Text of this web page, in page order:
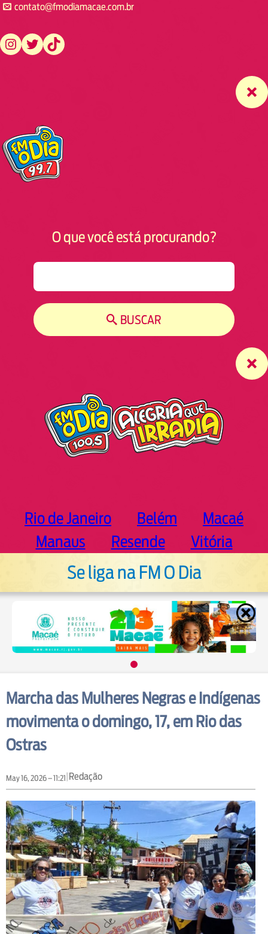
contato@fmodiamacae.com.br
https://www.instagram.com/fmodia.macae/ https://twitter.com/fmodia.macae/ https://www.tiktok.com/@fmodia.macae
O que você está procurando?
BUSCAR
Rio de Janeiro Belém
Macaé
Manaus
Resende Vitória
Se liga na FM O Dia
Marcha das Mulheres Negras e Indígenas
movimenta o domingo, 17, em Rio das
Ostras
May 16, 2026 – 11:21 |Redação